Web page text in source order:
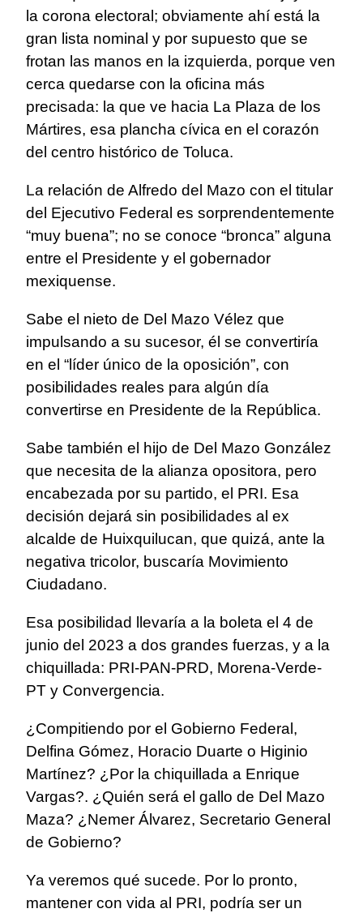
la corona electoral; obviamente ahí está la
gran lista nominal y por supuesto que se
frotan las manos en la izquierda, porque ven
cerca quedarse con la oficina más
precisada: la que ve hacia La Plaza de los
Mártires, esa plancha cívica en el corazón
del centro histórico de Toluca.
La relación de Alfredo del Mazo con el titular
del Ejecutivo Federal es sorprendentemente
“muy buena”; no se conoce “bronca” alguna
entre el Presidente y el gobernador
mexiquense.
Sabe el nieto de Del Mazo Vélez que
impulsando a su sucesor, él se convertiría
en el “líder único de la oposición”, con
posibilidades reales para algún día
convertirse en Presidente de la República.
Sabe también el hijo de Del Mazo González
que necesita de la alianza opositora, pero
encabezada por su partido, el PRI. Esa
decisión dejará sin posibilidades al ex
alcalde de Huixquilucan, que quizá, ante la
negativa tricolor, buscaría Movimiento
Ciudadano.
Esa posibilidad llevaría a la boleta el 4 de
junio del 2023 a dos grandes fuerzas, y a la
chiquillada: PRI-PAN-PRD, Morena-Verde-
PT y Convergencia.
¿Compitiendo por el Gobierno Federal,
Delfina Gómez, Horacio Duarte o Higinio
Martínez? ¿Por la chiquillada a Enrique
Vargas?. ¿Quién será el gallo de Del Mazo
Maza? ¿Nemer Álvarez, Secretario General
de Gobierno?
Ya veremos qué sucede. Por lo pronto,
mantener con vida al PRI, podría ser un